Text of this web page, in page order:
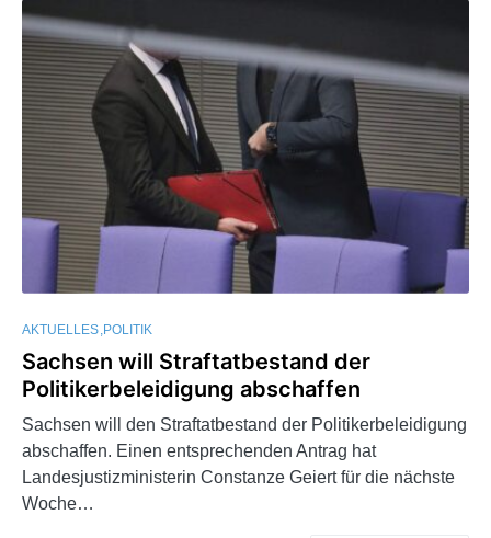
AKTUELLES POLITIK
Sachsen will Straftatbestand der
Politikerbeleidigung abschaffen
Sachsen will den Straftatbestand der Politikerbeleidigung
abschaffen. Einen entsprechenden Antrag hat
Landesjustizministerin Constanze Geiert für die nächste
Woche…